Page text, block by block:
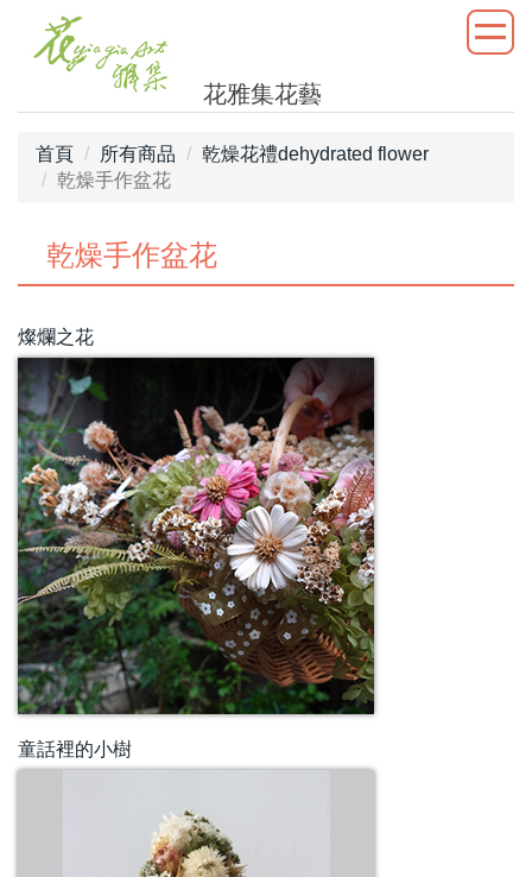
花雅集花藝
首頁 所有商品
乾燥花禮dehydrated flower
乾燥手作盆花
乾燥手作盆花
燦爛之花
童話裡的小樹